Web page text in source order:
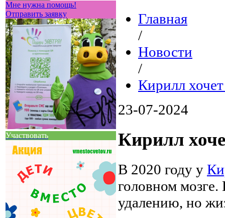
Мне нужна помощь!
Отправить заявку
Участвовать
Главная
/
Новости
/
Кирилл
23-07-2024
Кирилл
В 2020 году у
головном
удалению, но